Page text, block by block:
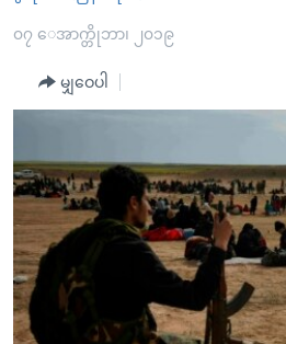
ပင်မ
ရန်
ပင်မ
အ
ညွန်း
စာမျက်နှာ
သို့
အစ္စရေး-ပါလက်စတိုင်း
အင်္ဂလိပ်စာလေ့လာမယ်
မကြေးမုံရဲ့ အင်္ဂလိပ်စာ
ရုပ်ရှင်ထဲက အင်္ဂလိပ်စာ
သုတပဒေသာ အင်္ဂလိပ်စာ
ရေဒီယို
တီဗွီ
ရေဒီယိုနှင့်ရုပ်သံ အချက်အလက်များ
ရေဒီယို/တီဗွီအစီအစဉ်
Learning English
ဗွီအိုအေ လူမှုကွန်ယက်များ
၀၇ ေအာက္တိုဘာ၊ ၂၀၁၉
မျှဝေပါ